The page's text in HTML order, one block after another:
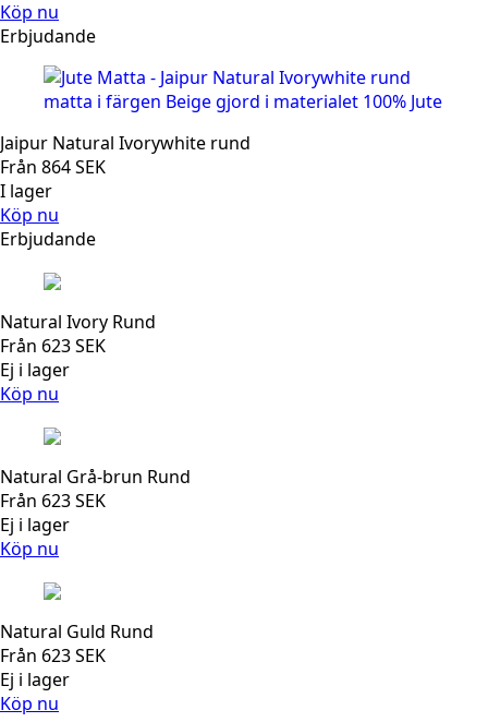
Köp nu
Erbjudande
Jaipur Natural Ivorywhite rund
Från 864SEK
I lager
Köp nu
Erbjudande
Natural Ivory Rund
Från 623SEK
Ej i lager
Köp nu
Natural Grå-brun Rund
Från 623SEK
Ej i lager
Köp nu
Natural Guld Rund
Från 623SEK
Ej i lager
Köp nu